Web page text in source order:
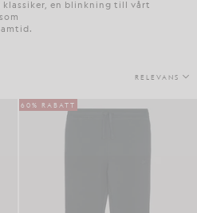
en blinkning till vårt
RELEVANS
60% RABATT